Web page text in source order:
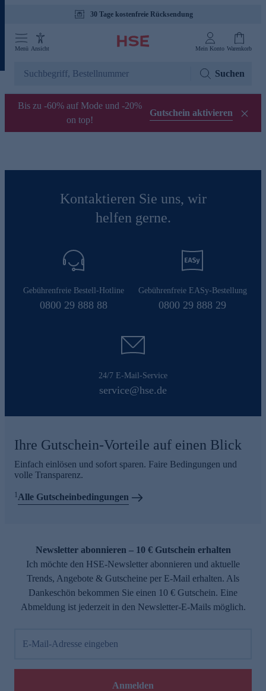
30 Tage kostenfreie Rücksendung
Menü Ansicht Mein Konto Warenkorb
Suchen
Bis zu -60% auf Mode und -20%
on top!
Gutschein aktivieren
Kontaktieren Sie uns, wir
helfen gerne.
Gebührenfreie Bestell-Hotline
0800 29 888 88
Gebührenfreie EASy-Bestellung
0800 29 888 29
24/7 E-Mail-Service
service@hse.de
Ihre Gutschein-Vorteile auf einen Blick
Einfach einlösen und sofort sparen. Faire Bedingungen und
volle Transparenz.
1Alle Gutscheinbedingungen
Newsletter abonnieren – 10 € Gutschein erhalten
Ich möchte den HSE-Newsletter abonnieren und aktuelle
Trends, Angebote & Gutscheine per E-Mail erhalten. Als
Dankeschön bekommen Sie einen 10 € Gutschein. Eine
Abmeldung ist jederzeit in den Newsletter-E-Mails möglich.
E-Mail-Adresse eingeben
Anmelden